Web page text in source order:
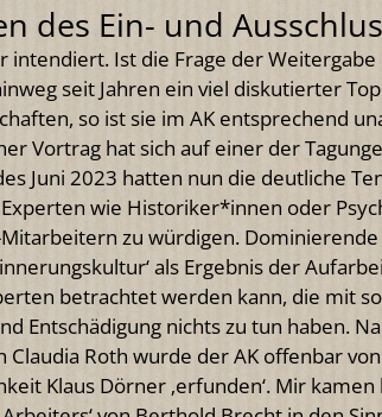
des Ein- und
intendiert. Ist die Frage der
seit Jahren ein viel diskutierter
so ist sie im AK entsprechend
Vortrag hat sich auf einer der
Juni 2023 hatten nun die deutliche
wie Historiker*innen oder
zu würdigen.
als Ergebnis der
betrachtet werden kann, die mit
Entschädigung nichts zu tun haben.
Claudia Roth wurde der AK offenbar
Klaus Dörner ‚erfunden‘. Mir